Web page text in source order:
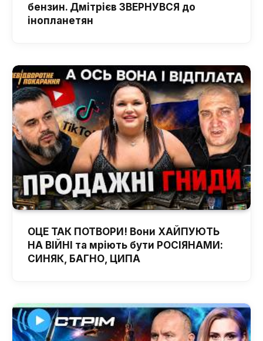
бензин. Дмітрієв ЗВЕРНУВСЯ до
інопланетян
ОЦЕ ТАК ПОТВОРИ! Вони ХАЙПУЮТЬ
НА ВІЙНІ та мріють бути РОСІЯНАМИ:
СИНЯК, БАГНО, ЦИПА